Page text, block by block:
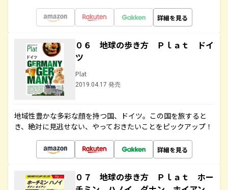
詳細を見る
０６ 地球の歩き方 Ｐｌａｔ ドイ
ツ
Plat
2019.04.17 発売
地域性豊かな多彩な顔を持つ国、ドイツ。この国を旅すると
き、絶対に見逃せない、やっておきたいことをピックアップ！
詳細を見る
０７ 地球の歩き方 Ｐｌａｔ ホー